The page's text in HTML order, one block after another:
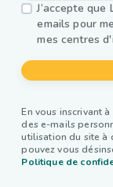
J’accepte
emails pour
mes centres
En vous inscrivant
des e-mails
utilisation du site à
pouvez vous
Politique de